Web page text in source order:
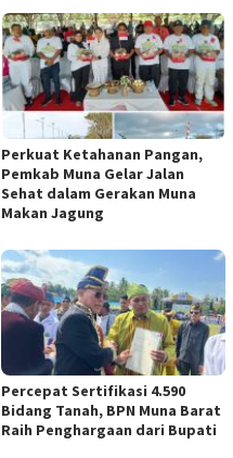
Perkuat Ketahanan Pangan,
Pemkab Muna Gelar Jalan
Sehat dalam Gerakan Muna
Makan Jagung
Percepat Sertifikasi 4.590
Bidang Tanah, BPN Muna Barat
Raih Penghargaan dari Bupati